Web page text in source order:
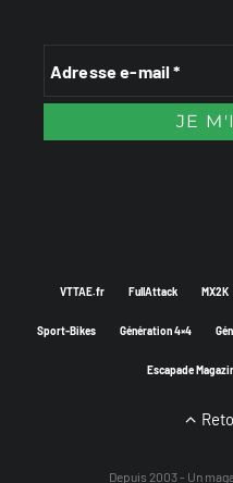
VTTAE.fr FullAttack MX2K
Sport-Bikes Génération 4×4
Escapade
Depuis 2003 - Un